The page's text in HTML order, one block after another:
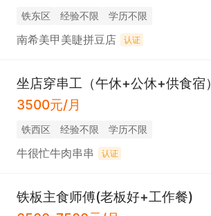
铁东区 经验不限 学历不限
南希美甲美睫拼豆店 认证
坐店穿串工（午休+公休+供食宿）
3500元/月
铁西区 经验不限 学历不限
牛很忙牛肉串串 认证
铁板主食师傅(老板好+工作餐)